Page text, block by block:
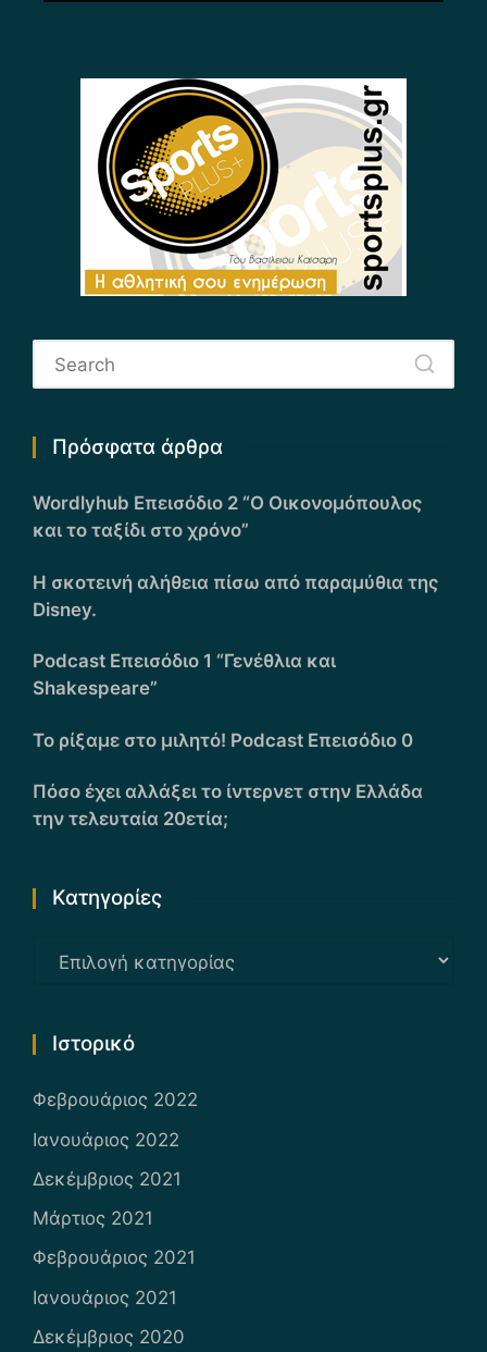
Πρόσφατα άρθρα
Wordlyhub Επεισόδιο 2 “Ο Οικονομόπουλος
και το ταξίδι στο χρόνο”
Η σκοτεινή αλήθεια πίσω από παραμύθια της
Disney.
Podcast Επεισόδιο 1 “Γενέθλια και
Shakespeare”
Το ρίξαμε στο μιλητό! Podcast Επεισόδιο 0
Πόσο έχει αλλάξει το ίντερνετ στην Ελλάδα
την τελευταία 20ετία;
Kατηγορίες
Kατηγορίες
Ιστορικό
Φεβρουάριος 2022
Ιανουάριος 2022
Δεκέμβριος 2021
Μάρτιος 2021
Φεβρουάριος 2021
Ιανουάριος 2021
Δεκέμβριος 2020